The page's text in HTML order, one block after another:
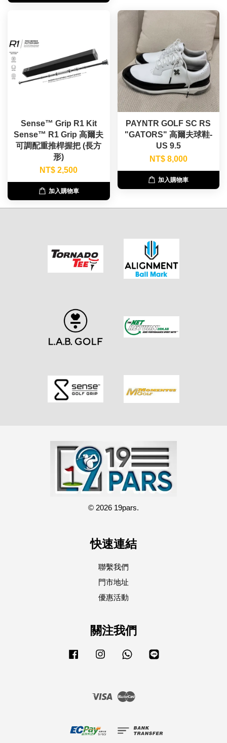
Sense™ Grip R1 Kit
Sense™ R1 Grip 高爾夫
可調配重推桿握把 (長方
形)
NT$ 2,500
加入購物車
PAYNTR GOLF SC RS
"GATORS" 高爾夫球鞋-
US 9.5
NT$ 8,000
加入購物車
© 2026 19pars.
快速連結
聯繫我們
門市地址
優惠活動
關注我們
Facebook Instagram Whatsapp
Visa